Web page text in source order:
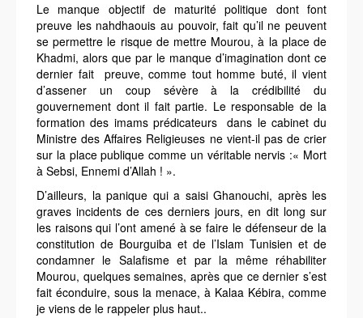
Le manque objectif de maturité politique dont font
preuve les nahdhaouis au pouvoir, fait qu’il ne peuvent
se permettre le risque de mettre Mourou, à la place de
Khadmi, alors que par le manque d’imagination dont ce
dernier fait preuve, comme tout homme buté, il vient
d’assener un coup sévère à la crédibilité du
gouvernement dont il fait partie. Le responsable de la
formation des imams prédicateurs dans le cabinet du
Ministre des Affaires Religieuses ne vient-il pas de crier
sur la place publique comme un véritable nervis :« Mort
à Sebsi, Ennemi d’Allah ! ».
D’ailleurs, la panique qui a saisi Ghanouchi, après les
graves incidents de ces derniers jours, en dit long sur
les raisons qui l’ont amené à se faire le défenseur de la
constitution de Bourguiba et de l’Islam Tunisien et de
condamner le Salafisme et par la même réhabiliter
Mourou, quelques semaines, après que ce dernier s’est
fait éconduire, sous la menace, à Kalaa Kébira, comme
je viens de le rappeler plus haut..